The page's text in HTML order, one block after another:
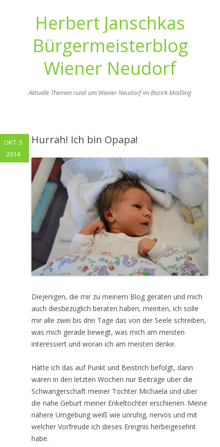
Herbert Janschkas
Bürgermeisterblog
Wiener Neudorf
Aktuelle Themen rund um Wiener Neudorf im Bezirk Mödling
Hurrah! Ich bin Opapa!
Diejenigen, die mir zu meinem Blog geraten und mich
auch diesbezüglich beraten haben, meinten, ich solle
mir alle zwei bis drei Tage das von der Seele schreiben,
was mich gerade bewegt, was mich am meisten
interessiert und woran ich am meisten denke.
Hätte ich das auf Punkt und Beistrich befolgt, dann
wären in den letzten Wochen nur Beiträge über die
Schwangerschaft meiner Tochter Michaela und über
die nahe Geburt meiner Enkeltochter erschienen. Meine
nähere Umgebung weiß wie unruhig, nervös und mit
welcher Vorfreude ich dieses Ereignis herbeigesehnt
habe.
OKT. 5
2014